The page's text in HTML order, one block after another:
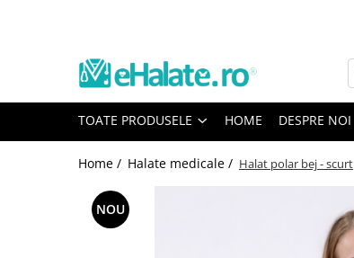
Toate Produsele
Bluze Unisex
Bluze Medicale
Bluze unisex cu imprimeuri
TOATE PRODUSELE HOME DESPRE NOI
Home / Halate medicale / Halat polar bej - scurt
NOU